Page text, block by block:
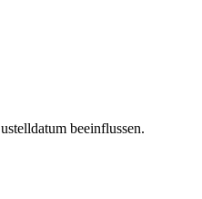
beeinflussen.